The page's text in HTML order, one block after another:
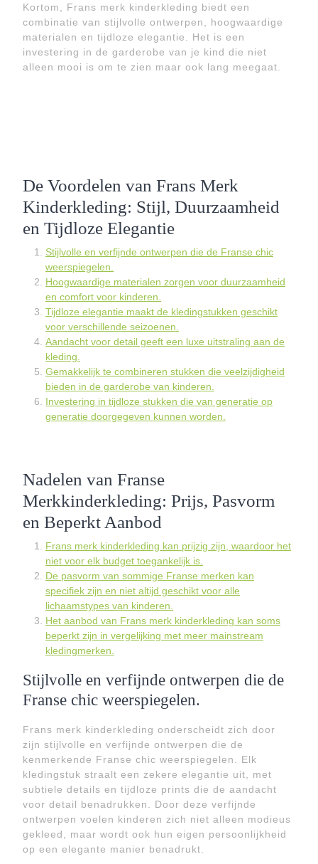
Kortom, Frans merk kinderkleding biedt een
combinatie van stijlvolle ontwerpen, hoogwaardige
materialen en tijdloze elegantie. Het is een
investering in de garderobe van je kind die niet
alleen mooi is om te zien maar ook lang meegaat.
De Voordelen van Frans Merk
Kinderkleding: Stijl, Duurzaamheid
en Tijdloze Elegantie
Stijlvolle en verfijnde ontwerpen die de Franse chic
weerspiegelen.
Hoogwaardige materialen zorgen voor duurzaamheid
en comfort voor kinderen.
Tijdloze elegantie maakt de kledingstukken geschikt
voor verschillende seizoenen.
Aandacht voor detail geeft een luxe uitstraling aan de
kleding.
Gemakkelijk te combineren stukken die veelzijdigheid
bieden in de garderobe van kinderen.
Investering in tijdloze stukken die van generatie op
generatie doorgegeven kunnen worden.
Nadelen van Franse
Merkkinderkleding: Prijs, Pasvorm
en Beperkt Aanbod
Frans merk kinderkleding kan prijzig zijn, waardoor het
niet voor elk budget toegankelijk is.
De pasvorm van sommige Franse merken kan
specifiek zijn en niet altijd geschikt voor alle
lichaamstypes van kinderen.
Het aanbod van Frans merk kinderkleding kan soms
beperkt zijn in vergelijking met meer mainstream
kledingmerken.
Stijlvolle en verfijnde ontwerpen die de
Franse chic weerspiegelen.
Frans merk kinderkleding onderscheidt zich door
zijn stijlvolle en verfijnde ontwerpen die de
kenmerkende Franse chic weerspiegelen. Elk
kledingstuk straalt een zekere elegantie uit, met
subtiele details en tijdloze prints die de aandacht
voor detail benadrukken. Door deze verfijnde
ontwerpen voelen kinderen zich niet alleen modieus
gekleed, maar wordt ook hun eigen persoonlijkheid
op een elegante manier benadrukt.